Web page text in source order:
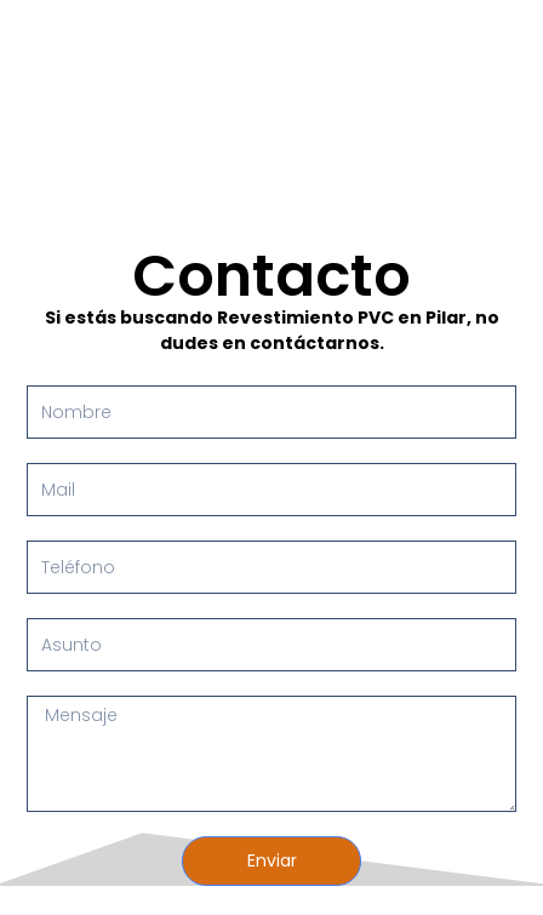
Contacto
Si estás buscando Revestimiento PVC en Pilar, no
dudes en contáctarnos.
Mensaje
Enviar